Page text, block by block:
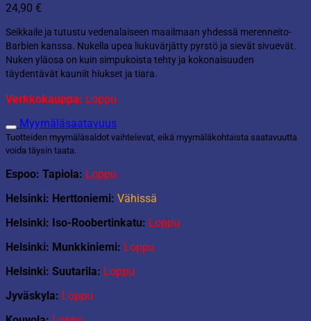
24,90 €
Seikkaile ja tutustu vedenalaiseen maailmaan yhdessä merenneito-
Barbien kanssa. Nukella upea liukuvärjätty pyrstö ja sievät sivuevät.
Nuken yläosa on kuin simpukoista tehty ja kokonaisuuden
täydentävät kauniit hiukset ja tiara.
Verkkokauppa: Loppu
Myymäläsaatavuus
Tuotteiden myymäläsaldot vaihtelevat, eikä myymäläkohtaista saatavuutta
voida täysin taata.
Espoo: Tapiola: Loppu
Helsinki: Herttoniemi: Vähissä
Helsinki: Iso-Roobertinkatu: Loppu
Helsinki: Munkkiniemi: Loppu
Helsinki: Suutarila: Loppu
Jyväskyla: Loppu